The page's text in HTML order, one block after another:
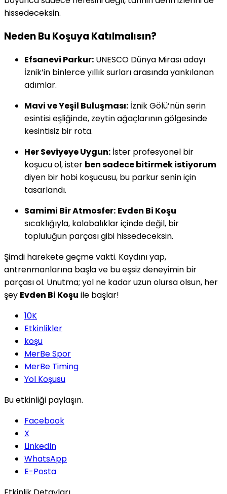
hissedeceksin.
Neden Bu Koşuya Katılmalısın?
Efsanevi Parkur: UNESCO Dünya Mirası adayı
İznik’in binlerce yıllık surları arasında yankılanan
adımlar.
Mavi ve Yeşil Buluşması: İznik Gölü’nün serin
esintisi eşliğinde, zeytin ağaçlarının gölgesinde
kesintisiz bir rota.
Her Seviyeye Uygun: İster profesyonel bir
koşucu ol, ister ben sadece bitirmek istiyorum
diyen bir hobi koşucusu, bu parkur senin için
tasarlandı.
Samimi Bir Atmosfer: Evden Bi Koşu
sıcaklığıyla, kalabalıklar içinde değil, bir
topluluğun parçası gibi hissedeceksin.
Şimdi harekete geçme vakti. Kaydını yap,
antrenmanlarına başla ve bu eşsiz deneyimin bir
parçası ol. Unutma; yol ne kadar uzun olursa olsun, her
şey Evden Bi Koşu ile başlar!
10K
Etkinlikler
koşu
MerBe Spor
MerBe Timing
Yol Koşusu
Bu etkinliği paylaşın.
Facebook
X
LinkedIn
WhatsApp
E-Posta